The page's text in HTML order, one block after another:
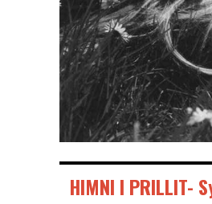
HIMNI I PRILLIT-